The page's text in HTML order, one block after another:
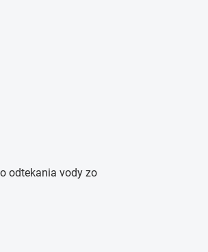
odtekania vody zo